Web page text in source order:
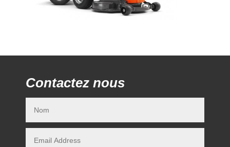
Contactez nous